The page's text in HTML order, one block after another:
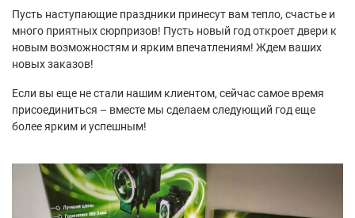
Пусть наступающие праздники принесут вам тепло, счастье и
много приятных сюрпризов! Пусть новый год откроет двери к
новым возможностям и ярким впечатлениям! Ждем ваших
новых заказов!
Если вы еще не стали нашим клиентом, сейчас самое время
присоединиться – вместе мы сделаем следующий год еще
более ярким и успешным!